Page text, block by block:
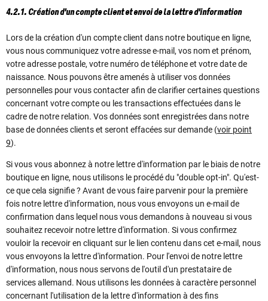
4.2.1. Création d'un compte client et envoi de la lettre d'information
Lors de la création d'un compte client dans notre boutique en ligne,
vous nous communiquez votre adresse e-mail, vos nom et prénom,
votre adresse postale, votre numéro de téléphone et votre date de
naissance. Nous pouvons être amenés à utiliser vos données
personnelles pour vous contacter afin de clarifier certaines questions
concernant votre compte ou les transactions effectuées dans le
cadre de notre relation. Vos données sont enregistrées dans notre
base de données clients et seront effacées sur demande (voir point
9).
Si vous vous abonnez à notre lettre d'information par le biais de notre
boutique en ligne, nous utilisons le procédé du "double opt-in". Qu'est-
ce que cela signifie ? Avant de vous faire parvenir pour la première
fois notre lettre d'information, nous vous envoyons un e-mail de
confirmation dans lequel nous vous demandons à nouveau si vous
souhaitez recevoir notre lettre d'information. Si vous confirmez
vouloir la recevoir en cliquant sur le lien contenu dans cet e-mail, nous
vous envoyons la lettre d'information. Pour l'envoi de notre lettre
d'information, nous nous servons de l'outil d'un prestataire de
services allemand. Nous utilisons les données à caractère personnel
concernant l'utilisation de la lettre d'information à des fins